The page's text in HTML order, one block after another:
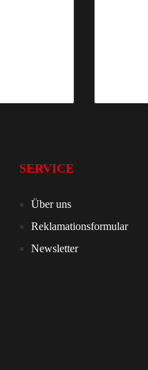
SERVICE
Über uns
Reklamationsformular
Newsletter